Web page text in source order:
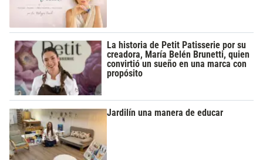
La historia de Petit Patisserie por su
creadora, María Belén Brunetti, quien
convirtió un sueño en una marca con
propósito
Jardilín una manera de educar